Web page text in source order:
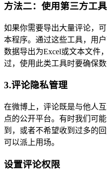
方法二：使用第三方工具
如果你需要导出大量评论，
本程序。通过这些工具，用
数据导出为Excel或文本文件
过，使用此类工具时要确保数
3.评论隐私管理
在微博上，评论既是与他人
点的公开平台。有时我们可
到，或者不希望收到过多的
可以派上用场。
设置评论权限